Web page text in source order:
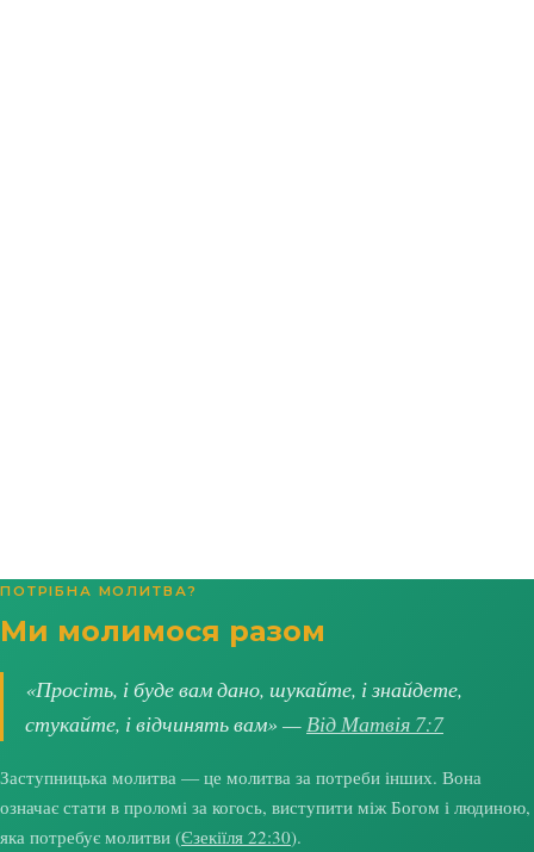
ПОТРІБНА МОЛИТВА?
Ми молимося разом
«Просіть, і буде вам дано, шукайте, і знайдете,
стукайте, і відчинять вам» —Від Матвія 7:7
Заступницька молитва — це молитва за потреби інших. Вона
означає стати в проломі за когось, виступити між Богом і людиною,
яка потребує молитви (Єзекіїля 22:30).